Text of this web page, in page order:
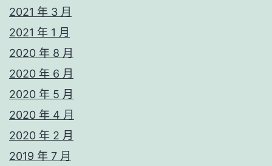
2021 年 3 月
2021 年 1 月
2020 年 8 月
2020 年 6 月
2020 年 5 月
2020 年 4 月
2020 年 2 月
2019 年 7 月